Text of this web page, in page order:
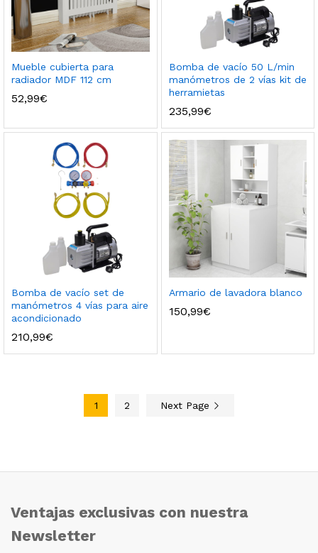
Mueble cubierta para
radiador MDF 112 cm
52,99€
Bomba de vacío 50 L/min
manómetros de 2 vías kit de
herramietas
235,99€
Bomba de vacío set de
manómetros 4 vías para aire
acondicionado
210,99€
Armario de lavadora blanco
150,99€
1 2 Next Page
Ventajas exclusivas con nuestra
Newsletter